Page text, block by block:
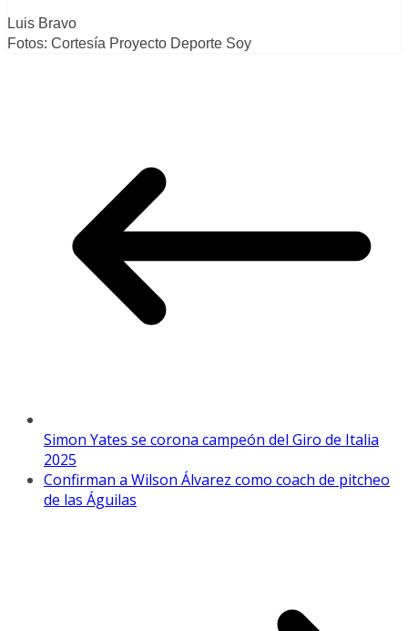
Luis Bravo
Fotos: Cortesía Proyecto Deporte Soy
Simon Yates se corona campeón del Giro de Italia
2025
Confirman a Wilson Álvarez como coach de pitcheo
de las Águilas